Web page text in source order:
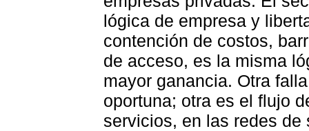
lógica de empresa y
contención de costos,
de acceso, es la misma
mayor ganancia. Otra
oportuna; otra es el flujo
servicios, en las redes